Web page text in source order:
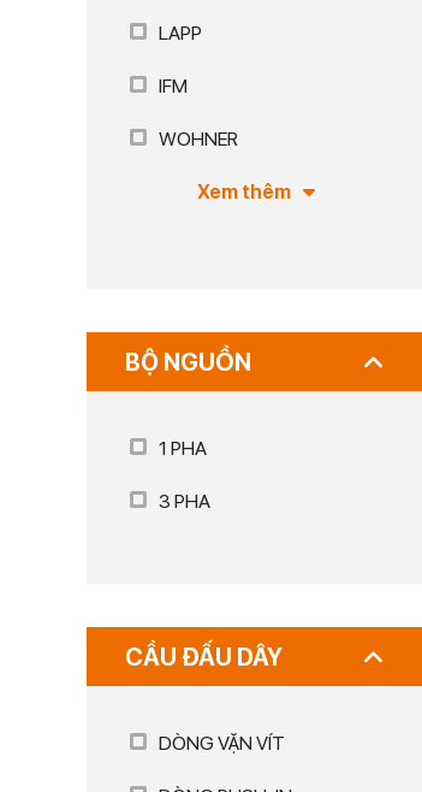
LAPP
IFM
WOHNER
Xem thêm
BỘ NGUỒN
1 PHA
3 PHA
CẦU ĐẤU DÂY
DÒNG VẶN VÍT